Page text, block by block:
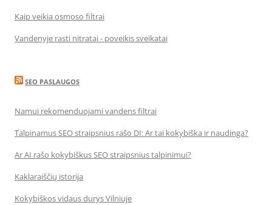
Kaip veikia osmoso filtrai
Vandenyje rasti nitratai - poveikis sveikatai
SEO PASLAUGOS
Namui rekomenduojami vandens filtrai
Talpinamus SEO straipsnius rašo DI: Ar tai kokybiška ir naudinga?
Ar AI rašo kokybiškus SEO straipsnius talpinimui?
Kaklaraiščių istorija
Kokybiškos vidaus durys Vilniuje